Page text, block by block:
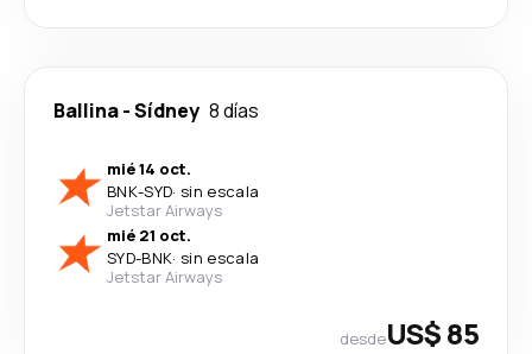
Ballina-Sídney 8 días
mié 14 oct.
BNK-SYD· sin escala
Jetstar Airways
mié 21 oct.
SYD-BNK· sin escala
Jetstar Airways
desdeUS$ 85